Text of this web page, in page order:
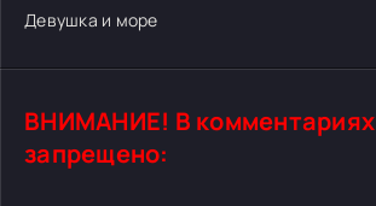
Девушка и море
ВНИМАНИЕ! В комментариях
запрещено: